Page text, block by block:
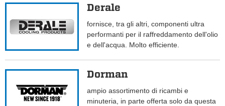
Derale
fornisce, tra gli altri, componenti ultra
performanti per il raffreddamento dell'olio
e dell'acqua. Molto efficiente.
Dorman
ampio assortimento di ricambi e
minuteria, in parte offerta solo da questa